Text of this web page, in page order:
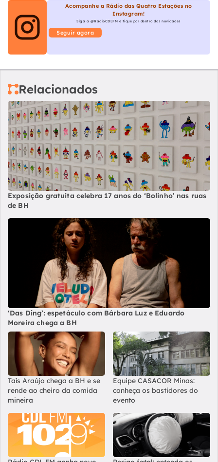
Acompanhe a Rádio das Quatro Estações no
Instagram!
Siga a @RadioCDLFM e fique por dentro das novidades
Seguir agora
Relacionados
Exposição gratuita celebra 17 anos do ‘Bolinho’ nas ruas
de BH
‘Das Ding’: espetáculo com Bárbara Luz e Eduardo
Moreira chega a BH
Taís Araújo chega a BH e se
rende ao cheiro da comida
mineira
Equipe CASACOR Minas:
conheça os bastidores do
evento